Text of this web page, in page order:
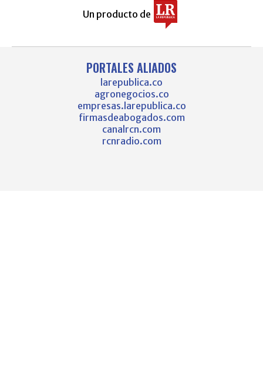
Un producto de
PORTALES ALIADOS
larepublica.co
agronegocios.co
empresas.larepublica.co
firmasdeabogados.com
canalrcn.com
rcnradio.com